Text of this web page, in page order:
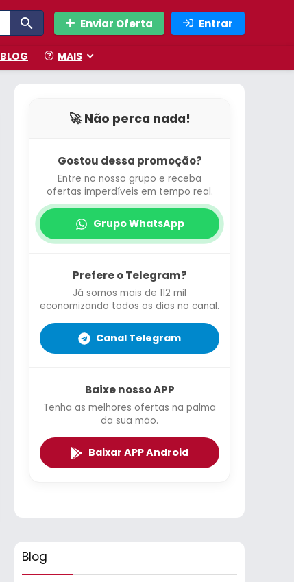
Enviar Oferta Entrar
BLOG MAIS
🚀 Não perca nada!
Gostou dessa promoção?
Entre no nosso grupo e receba
ofertas imperdíveis em tempo real.
Grupo WhatsApp
Prefere o Telegram?
Já somos mais de 112 mil
economizando todos os dias no canal.
Canal Telegram
Baixe nosso APP
Tenha as melhores ofertas na palma
da sua mão.
Baixar APP Android
Blog